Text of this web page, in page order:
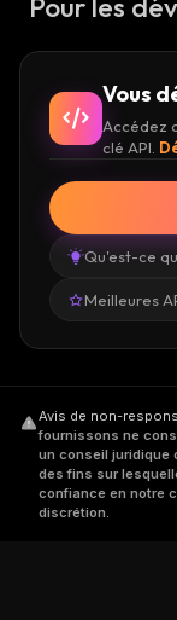
Vous
Accédez
clé API.
Qu'est-ce
Meilleures
Avis de non-
fournissons ne
un conseil juridique
des fins sur
confiance en notre
discrétion.